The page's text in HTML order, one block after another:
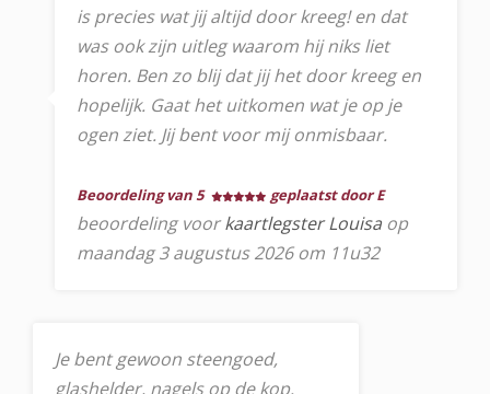
is precies wat jij altijd door kreeg! en dat
was ook zijn uitleg waarom hij niks liet
horen. Ben zo blij dat jij het door kreeg en
hopelijk. Gaat het uitkomen wat je op je
ogen ziet. Jij bent voor mij onmisbaar.
Beoordeling van 5 geplaatst door E
beoordeling voorkaartlegster Louisa op
maandag 3 augustus 2026 om 11u32
Je bent gewoon steengoed,
glashelder, nagels op de kop.